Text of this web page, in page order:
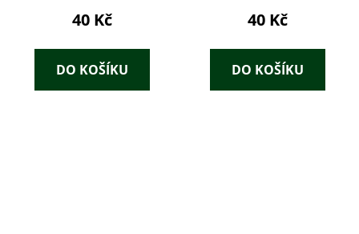
40 Kč
DO KOŠÍKU
40 Kč
DO KOŠÍKU